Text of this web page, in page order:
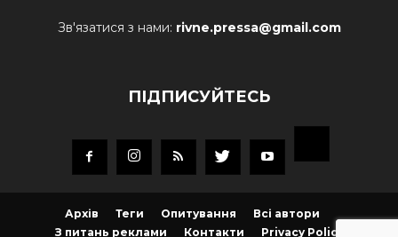
Зв'язатися з нами: rivne.pressa@gmail.com
ПІДПИСУЙТЕСЬ
Архів Теги Опитування
Всі автори
З питань реклами
Контакти Privacy Policy